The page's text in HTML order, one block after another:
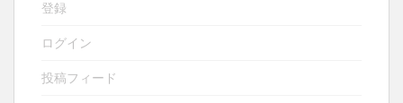
登録
ログイン
投稿フィード